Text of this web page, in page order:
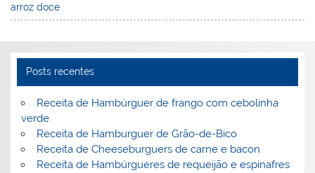
arroz doce
Posts recentes
Receita de Hambúrguer de frango com cebolinha
verde
Receita de Hamburguer de Grão-de-Bico
Receita de Cheeseburguers de carne e bacon
Receita de Hambúrgueres de requeijão e espinafres